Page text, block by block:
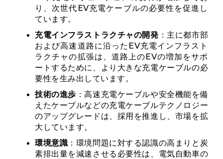
り、次世代EV充電ケーブルの必要性を促進し
ています。
充電インフラストラクチャの開発 ：主に都市部
および高速道路に沿ったEV充電インフラスト
ラクチャの拡張は、道路上のEVの増加をサポ
ートするために、より大きな充電ケーブルの必
要性を生み出しています。
技術の進歩 ：高速充電ケーブルや安全機能を備
えたケーブルなどの充電ケーブルテクノロジー
のアップグレードは、採用を推進し、市場を拡
大しています。
環境意識 ：環境問題に対する認識の高まりと炭
素排出量を減速させる必要性は、電気自動車の